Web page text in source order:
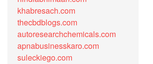
khabresach.com
thecbdblogs.com
autoresearchchemicals.com
apnabusinesskaro.com
suleckiego.com